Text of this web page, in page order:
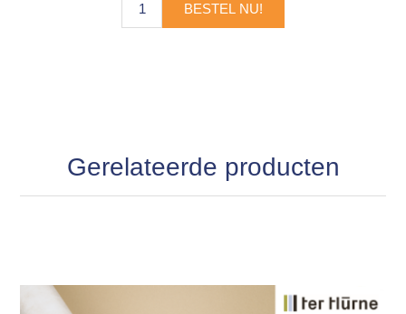
BESTEL NU!
Gerelateerde producten